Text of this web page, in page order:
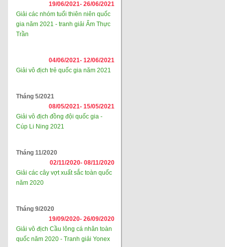
19/06/2021- 26/06/2021
Giải các nhóm tuổi thiên niên quốc
gia năm 2021 - tranh giải Ẩm Thực
Trần
04/06/2021- 12/06/2021
Giải vô địch trẻ quốc gia năm 2021
Tháng 5/2021
08/05/2021- 15/05/2021
Giải vô địch đồng đội quốc gia -
Cúp Li Ning 2021
Tháng 11/2020
02/11/2020- 08/11/2020
Giải các cây vợt xuất sắc toàn quốc
năm 2020
Tháng 9/2020
19/09/2020- 26/09/2020
Giải vô địch Cầu lông cá nhân toàn
quốc năm 2020 - Tranh giải Yonex